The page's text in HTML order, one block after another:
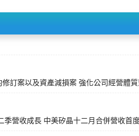
訂案以及資產減損案 強化公司經營體
季營收成長 中美矽晶十二月合併營收首